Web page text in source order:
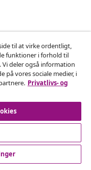
din ordre.
til at virke ordentligt,
funktioner i forhold til
Vi deler også information
på vores sociale medier, i
Privatlivs- og